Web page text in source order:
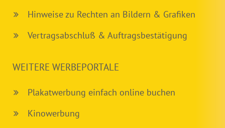
Hinweise zu Rechten an Bildern & Grafiken
Vertragsabschluß & Auftragsbestätigung
WEITERE WERBEPORTALE
Plakatwerbung einfach online buchen
Kinowerbung